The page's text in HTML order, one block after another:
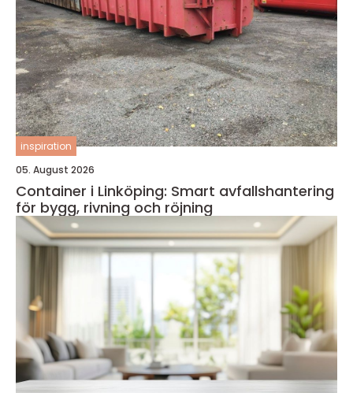
inspiration
05. August 2026
Container i Linköping: Smart avfallshantering
för bygg, rivning och röjning